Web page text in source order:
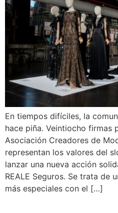
En tiempos difíciles, la
hace piña. Veintiocho firmas
Asociación Creadores de
representan los valores del
lanzar una nueva acción
REALE Seguros. Se trata de
más especiales con el […]